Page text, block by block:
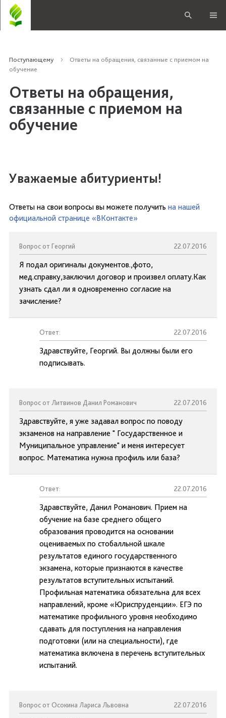
Поступающему
Ответы на обращения, связанные с приемом на
обучение
Ответы на обращения,
связанные с приемом на
обучение
Уважаемые абитуриенты!
Ответы на свои вопросы вы можете получить на нашей
официальной странице «ВКонтакте»
Вопрос от Георгий 22.07.2016
Я подал оригиналы документов.,фото,
мед.справку,заключил договор и произвел оплату.Как
узнать сдал ли я одновременно согласие на
зачисление?
Ответ: 22.07.2016
Здравствуйте, Георгий. Вы должны были его
подписывать.
Вопрос от Литвинов Данил Романович 22.07.2016
Здравствуйте, я уже задавал вопрос по поводу
экзаменов на направление " Государственное и
Муниципальное управление" и меня интересует
вопрос. Математика нужна профиль или база?
Ответ: 22.07.2016
Здравствуйте, Данил Романович. Прием на
обучение на базе среднего общего
образования проводится на основании
оцениваемых по стобалльной шкале
результатов единого государственного
экзамена, которые признаются в качестве
результатов вступительных испытаний.
Профильная математика обязательна для всех
направлений, кроме «Юриспруденции». ЕГЭ по
математике профильного уровня необходимо
сдавать для поступления на направления
подготовки (или на специальности), где
математика включена в перечень вступительных
испытаний.
Вопрос от Осокина Лариса Львовна 22.07.2016